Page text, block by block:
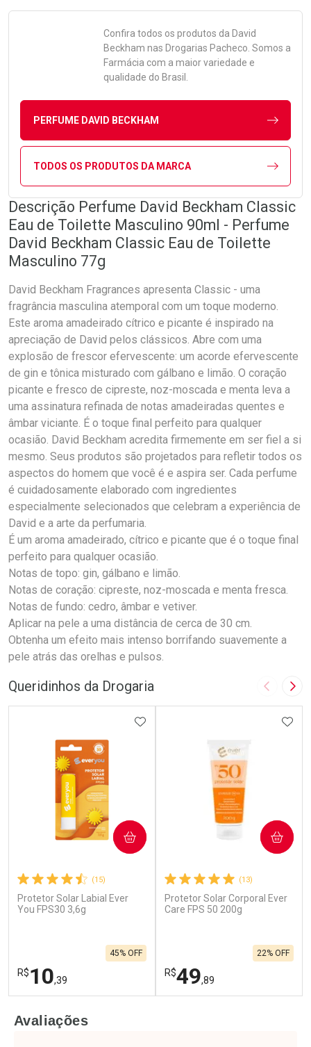
Confira todos os produtos da David
Beckham nas Drogarias Pacheco. Somos a
Farmácia com a maior variedade e
qualidade do Brasil.
PERFUME DAVID BECKHAM
TODOS OS PRODUTOS DA MARCA
Descrição Perfume David Beckham Classic
Eau de Toilette Masculino 90ml - Perfume
David Beckham Classic Eau de Toilette
Masculino 77g
David Beckham Fragrances apresenta Classic - uma
fragrância masculina atemporal com um toque moderno.
Este aroma amadeirado cítrico e picante é inspirado na
apreciação de David pelos clássicos. Abre com uma
explosão de frescor efervescente: um acorde efervescente
de gin e tônica misturado com gálbano e limão. O coração
picante e fresco de cipreste, noz-moscada e menta leva a
uma assinatura refinada de notas amadeiradas quentes e
âmbar viciante. É o toque final perfeito para qualquer
ocasião. David Beckham acredita firmemente em ser fiel a si
mesmo. Seus produtos são projetados para refletir todos os
aspectos do homem que você é e aspira ser. Cada perfume
é cuidadosamente elaborado com ingredientes
especialmente selecionados que celebram a experiência de
David e a arte da perfumaria.
É um aroma amadeirado, cítrico e picante que é o toque final
perfeito para qualquer ocasião.
Notas de topo: gin, gálbano e limão.
Notas de coração: cipreste, noz-moscada e menta fresca.
Notas de fundo: cedro, âmbar e vetiver.
Aplicar na pele a uma distância de cerca de 30 cm.
Obtenha um efeito mais intenso borrifando suavemente a
pele atrás das orelhas e pulsos.
Queridinhos da Drogaria Imagem
(15)
Protetor Solar Labial Ever
You FPS30 3,6g
R$10,39
45% OFF
ADICIONAR AOS FAVORITOS
COMPRAR
(13)
Protetor Solar Corporal Ever
Care FPS 50 200g
R$49,89
22% OFF
COMPRAR
Avaliações